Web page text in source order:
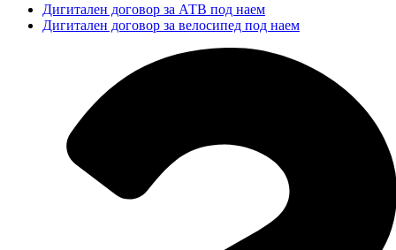
Дигитален договор за АТВ под наем
Дигитален договор за велосипед под наем